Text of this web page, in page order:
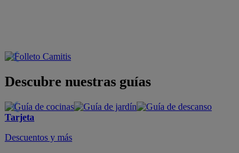
Descubre nuestras guías
Tarjeta
Descuentos y más